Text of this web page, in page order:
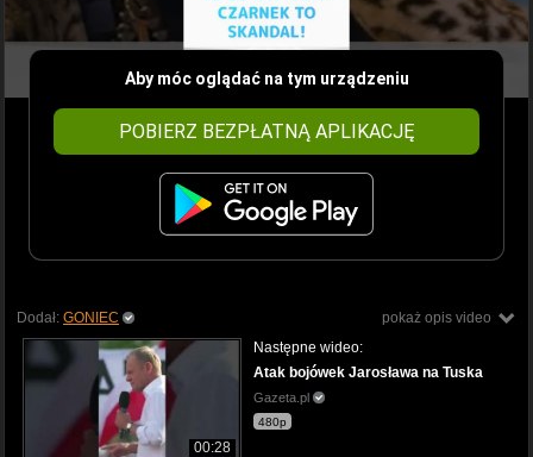
Aby móc oglądać na tym urządzeniu
POBIERZ BEZPŁATNĄ APLIKACJĘ
pokaż opis video
Dodał: GONIEC
00:28
Następne wideo:
Atak bojówek Jarosława na Tuska
Gazeta.pl
480p